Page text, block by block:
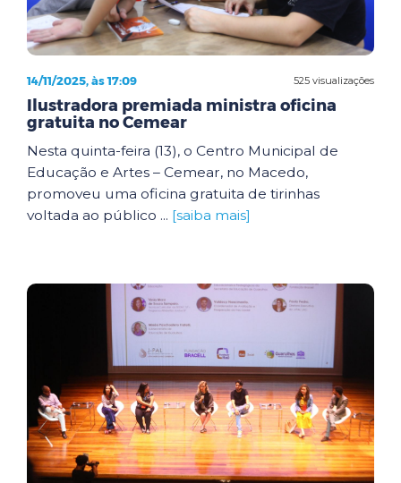
525 visualizações
14/11/2025, às 17:09
Ilustradora premiada ministra oficina
gratuita no Cemear
Nesta quinta-feira (13), o Centro Municipal de
Educação e Artes – Cemear, no Macedo,
promoveu uma oficina gratuita de tirinhas
voltada ao público ... [saiba mais]